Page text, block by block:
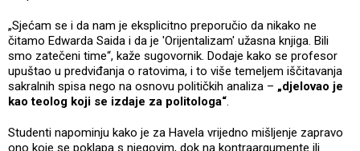
„Sjećam se i da nam je eksplicitno preporučio da nikako ne
čitamo Edwarda Saida i da je 'Orijentalizam' užasna knjiga. Bili
smo zatečeni time“, kaže sugovornik. Dodaje kako se profesor
upuštao u predviđanja o ratovima, i to više temeljem iščitavanja
sakralnih spisa nego na osnovu političkih analiza – „djelovao je
kao teolog koji se izdaje za politologa“.
Studenti napominju kako je za Havela vrijedno mišljenje zapravo
ono koje se poklapa s njegovim, dok na kontraargumente ili